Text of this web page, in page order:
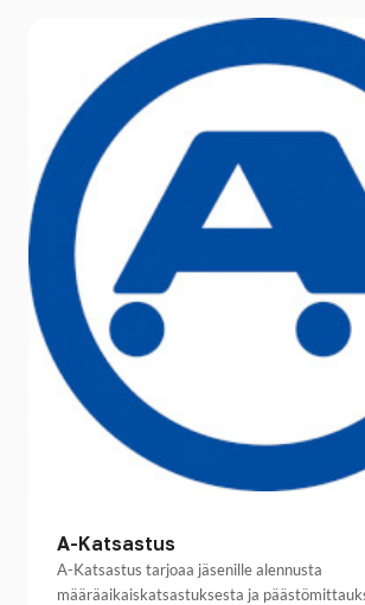
A-Katsastus
A-Katsastus tarjoaa jäsenille alennusta
määräaikaiskatsastuksesta ja